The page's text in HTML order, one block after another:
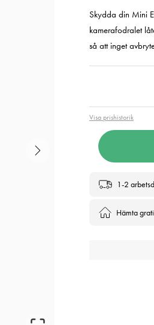
Skydda din Mini
kamerafodralet
så att inget
Visa prishistorik
1-2
Hämta